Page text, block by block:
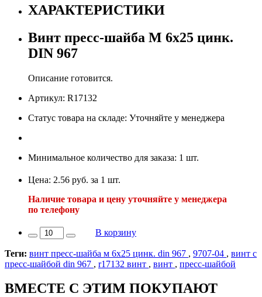
ХАРАКТЕРИСТИКИ
Винт пресс-шайба М 6х25 цинк.
DIN 967
Описание готовится.
Артикул: R17132
Статус товара на складе: Уточняйте у менеджера
Минимальное количество для заказа: 1 шт.
Цена: 2.56 руб. за 1 шт.
Наличие товара и цену уточняйте у менеджера
по телефону
В корзину
Теги: винт пресс-шайба м 6х25 цинк. din 967 , 9707-04 , винт с
пресс-шайбой din 967 , r17132 винт , винт , пресс-шайбой
ВМЕСТЕ С ЭТИМ ПОКУПАЮТ